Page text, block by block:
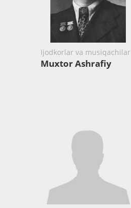
Ijodkorlar va musiqachilar
Muxtor Ashrafiy